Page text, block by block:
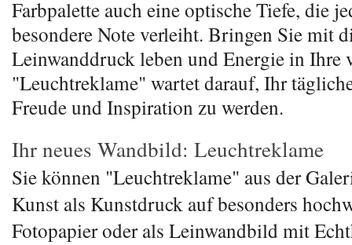
Farbpalette auch eine optische Tiefe, die
besondere Note verleiht. Bringen Sie mit
Leinwanddruck leben und Energie in Ihre
"Leuchtreklame" wartet darauf, Ihr
Freude und Inspiration zu werden.
Ihr neues Wandbild: Leuchtreklame
Sie können "Leuchtreklame" aus der
Kunst als Kunstdruck auf besonders
Fotopapier oder als Leinwandbild mit